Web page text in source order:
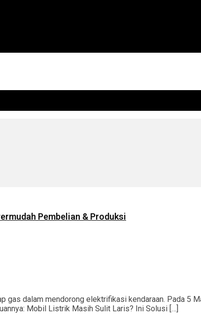
Pembelian & Produksi
gas dalam mendorong elektrifikasi kendaraan. Pada 5
Mobil Listrik Masih Sulit Laris? Ini Solusi […]